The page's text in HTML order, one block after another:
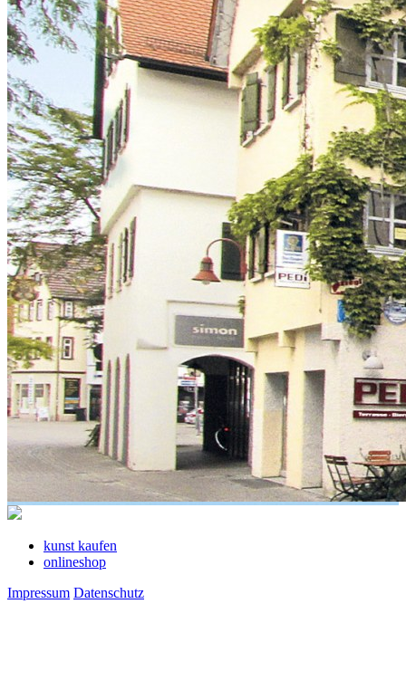
kunst kaufen
onlineshop
Impressum Datenschutz